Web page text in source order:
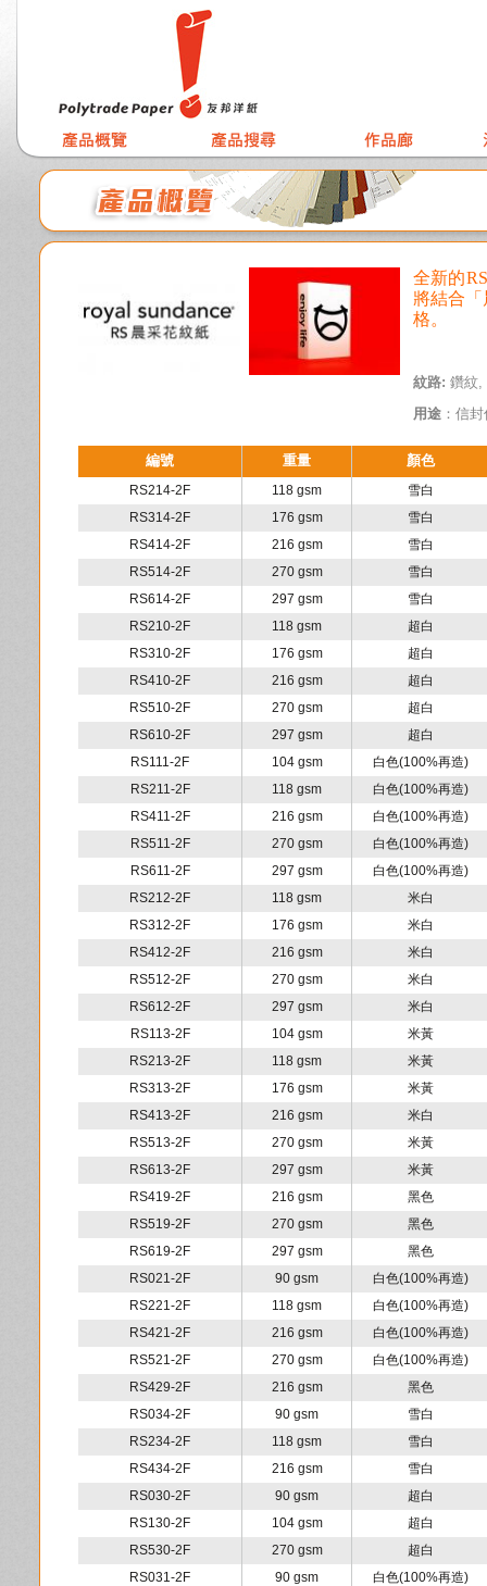
全新的
將結合
格。
紋路: 鑽紋,
用途：信封
編號 重量 顏色
RS214-2F 118 gsm
雪白
RS314-2F
176 gsm
雪白
RS414-2F
216 gsm
雪白
RS514-2F
270 gsm
雪白
RS614-2F
297 gsm
雪白
RS210-2F
118 gsm
超白
RS310-2F
176 gsm
超白
RS410-2F
216 gsm
超白
RS510-2F
270 gsm
超白
RS610-2F
297 gsm
超白
RS111-2F
104 gsm
白色(100%再造)
RS211-2F
118 gsm
白色(100%再造)
RS411-2F
216 gsm
白色(100%再造)
RS511-2F
270 gsm
白色(100%再造)
RS611-2F
297 gsm
白色(100%再造)
RS212-2F
118 gsm
米白
RS312-2F
176 gsm
米白
RS412-2F
216 gsm
米白
RS512-2F
270 gsm
米白
RS612-2F
297 gsm
米白
RS113-2F
104 gsm
米黃
RS213-2F
118 gsm
米黃
RS313-2F
176 gsm
米黃
RS413-2F
216 gsm
米白
RS513-2F
270 gsm
米黃
RS613-2F
297 gsm
米黃
RS419-2F
216 gsm
黑色
RS519-2F
270 gsm
黑色
RS619-2F
297 gsm
黑色
RS021-2F
90 gsm
白色(100%再造)
RS221-2F
118 gsm
白色(100%再造)
RS421-2F
216 gsm
白色(100%再造)
RS521-2F
270 gsm
白色(100%再造)
RS429-2F
216 gsm
黑色
RS034-2F
90 gsm
雪白
RS234-2F
118 gsm
雪白
RS434-2F
216 gsm
雪白
RS030-2F
90 gsm
超白
RS130-2F
104 gsm
超白
RS530-2F
270 gsm
超白
RS031-2F
90 gsm
白色(100%再造)